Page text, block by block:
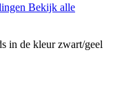
Bekijk alle